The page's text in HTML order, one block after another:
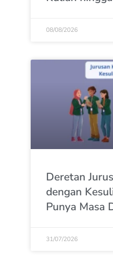
08/08/2026
Deretan
dengan
Punya Masa
31/07/2026